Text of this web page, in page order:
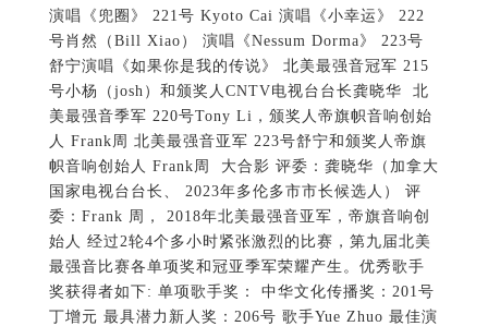
演唱《兜圈》 221号 Kyoto Cai 演唱《小幸运》 222
号肖然（Bill Xiao） 演唱《Nessum Dorma》 223号
舒宁演唱《如果你是我的传说》 北美最强音冠军 215
号小杨（josh）和颁奖人CNTV电视台台长龚晓华 北
美最强音季军 220号Tony Li，颁奖人帝旗帜音响创始
人 Frank周 北美最强音亚军 223号舒宁和颁奖人帝旗
帜音响创始人 Frank周 大合影 评委：龚晓华（加拿大
国家电视台台长、 2023年多伦多市市长候选人） 评
委：Frank 周， 2018年北美最强音亚军，帝旗音响创
始人 经过2轮4个多小时紧张激烈的比赛，第九届北美
最强音比赛各单项奖和冠亚季军荣耀产生。优秀歌手
奖获得者如下: 单项歌手奖： 中华文化传播奖：201号
丁增元 最具潜力新人奖：206号 歌手Yue Zhuo 最佳演